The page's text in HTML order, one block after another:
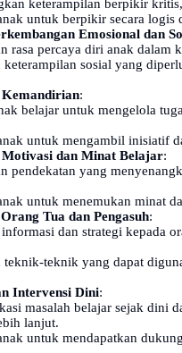
keterampilan berpikir
untuk berpikir secara logis
Emosional dan
rasa percaya diri anak dalam
keterampilan sosial yang
:
belajar untuk mengelola
untuk mengambil inisiatif
dan Minat Belajar:
pendekatan yang
untuk menemukan minat
Tua dan Pengasuh:
dan strategi kepada
teknik-teknik yang dapat
Intervensi Dini:
masalah belajar sejak dini
lanjut.
untuk mendapatkan